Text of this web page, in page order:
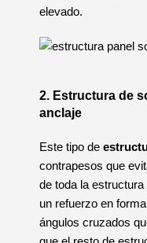
elevado.
2. Estructura de
anclaje
Este tipo de
contrapesos que
de toda la
un refuerzo en
ángulos cruzados